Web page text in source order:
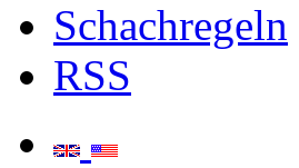
Schachregeln
RSS